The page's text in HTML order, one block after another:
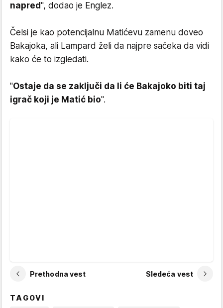
napred", dodao je Englez.
Čelsi je kao potencijalnu Matićevu zamenu doveo
Bakajoka, ali Lampard želi da najpre sačeka da vidi
kako će to izgledati.
"Ostaje da se zaključi da li će Bakajoko biti taj
igrač koji je Matić bio".
Prethodna vest Sledeća vest
TAGOVI